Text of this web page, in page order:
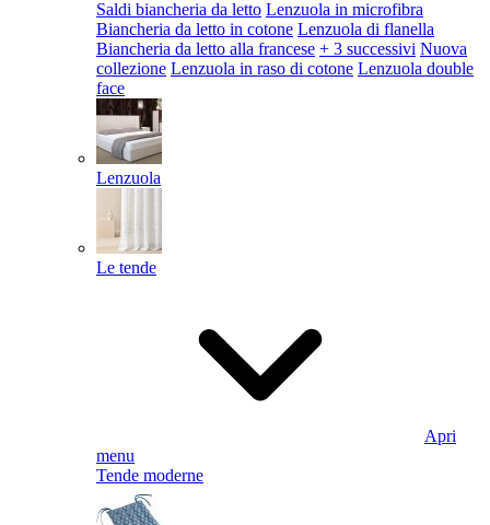
Saldi biancheria da letto Lenzuola in microfibra
Biancheria da letto in cotone Lenzuola di flanella
Biancheria da letto alla francese + 3 successivi Nuova
collezione Lenzuola in raso di cotone Lenzuola double
face
Lenzuola
Le tende
Apri
menu
Tende moderne